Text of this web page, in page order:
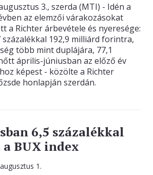
3., szerda (MTI) - Idén a
az elemzői várakozásokat
a Richter árbevétele és nyeresége:
százalékkal 192,9 milliárd forintra,
több mint duplájára, 77,1
április-júniusban az előző év
képest - közölte a Richter
honlapján szerdán.
6,5 százalékkal
BUX index
1.